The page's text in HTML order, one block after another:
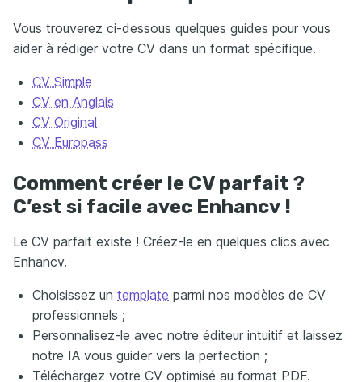
Vous trouverez ci-dessous quelques guides pour vous
aider à rédiger votre CV dans un format spécifique.
CV Simple
CV en Anglais
CV Original
CV Europass
Comment créer le CV parfait ?
C’est si facile avec Enhancv !
Le CV parfait existe ! Créez-le en quelques clics avec
Enhancv.
Choisissez un template parmi nos modèles de CV
professionnels ;
Personnalisez-le avec notre éditeur intuitif et laissez
notre IA vous guider vers la perfection ;
Téléchargez votre CV optimisé au format PDF.